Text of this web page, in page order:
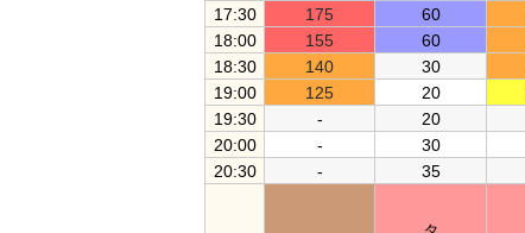
17:30
175 60
18:00
155 60
18:30
140 30
19:00
125 20
19:30
- 20
20:00
- 30
20:30
- 35